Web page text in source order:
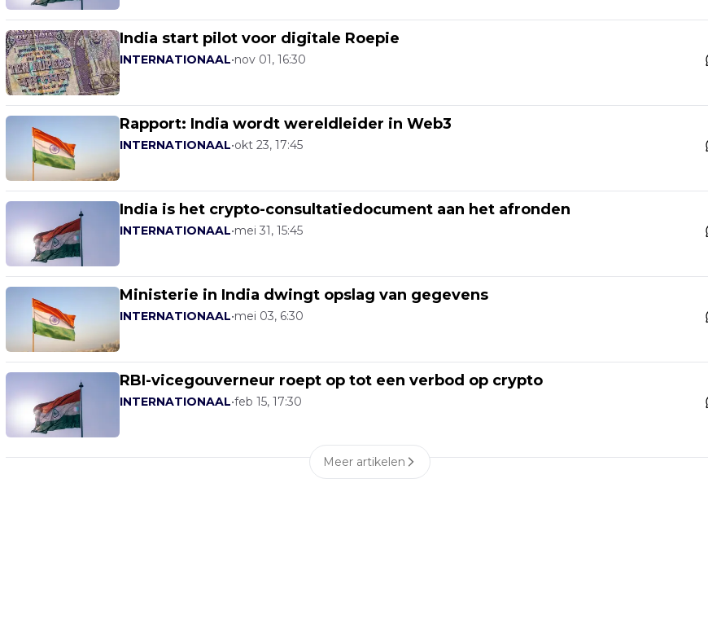
India start pilot voor digitale Roepie
INTERNATIONAAL•nov 01, 16:30
Rapport: India wordt wereldleider in Web3
INTERNATIONAAL•okt 23, 17:45
India is het crypto-consultatiedocument aan het afronden
INTERNATIONAAL•mei 31, 15:45
Ministerie in India dwingt opslag van gegevens
INTERNATIONAAL•mei 03, 6:30
RBI-vicegouverneur roept op tot een verbod op crypto
INTERNATIONAAL•feb 15, 17:30
Meer artikelen